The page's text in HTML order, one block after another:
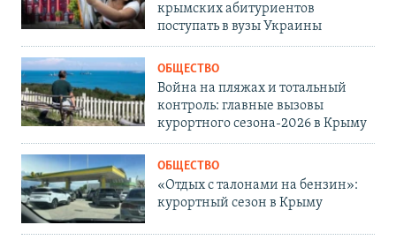
крымских абитуриентов
поступать в вузы Украины
ОБЩЕСТВО
Война на пляжах и тотальный
контроль: главные вызовы
курортного сезона-2026 в Крыму
ОБЩЕСТВО
«Отдых с талонами на бензин»:
курортный сезон в Крыму